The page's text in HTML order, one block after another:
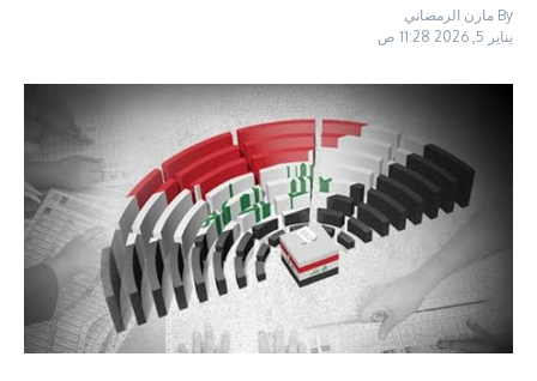
By مازن الرمضاني
يناير 5, 2026
11:28 ص